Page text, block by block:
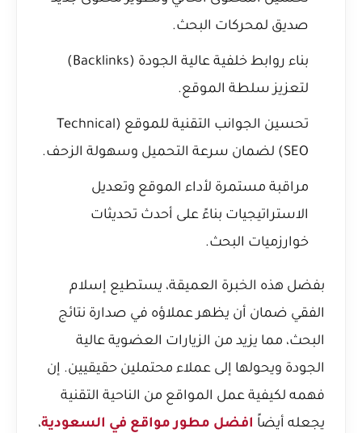
صديق لمحركات البحث.
بناء روابط خلفية عالية الجودة (Backlinks)
لتعزيز سلطة الموقع.
تحسين الجوانب التقنية للموقع (Technical
SEO) لضمان سرعة التحميل وسهولة الزحف.
مراقبة مستمرة لأداء الموقع وتعديل
الاستراتيجيات بناءً على أحدث تحديثات
خوارزميات البحث.
بفضل هذه الخبرة العميقة، يستطيع إسلام
الفقي ضمان أن يظهر عملاؤه في صدارة نتائج
البحث، مما يزيد من الزيارات العضوية عالية
الجودة ويحولها إلى عملاء محتملين حقيقيين. إن
فهمه لكيفية عمل المواقع من الناحية التقنية
يجعله أيضاً افضل مطور مواقع في السعودية،